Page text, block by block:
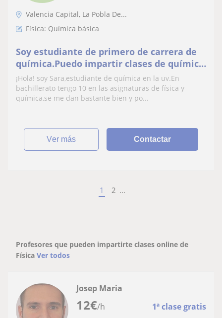
Valencia Capital, La Pobla De...
Física: Química básica
Soy estudiante de primero de carrera de
química.Puedo impartir clases de química
y física hasta este nivel de bachillerato
¡Hola! soy Sara,estudiante de química en la uv.En
bachillerato tengo 10 en las asignaturas de física y
química,se me dan bastante bien y po...
ver más Contactar
1 2 ...
Profesores que pueden impartirte clases online de
Física Ver todos
12€/h 1ª clase gratis
Josep Maria